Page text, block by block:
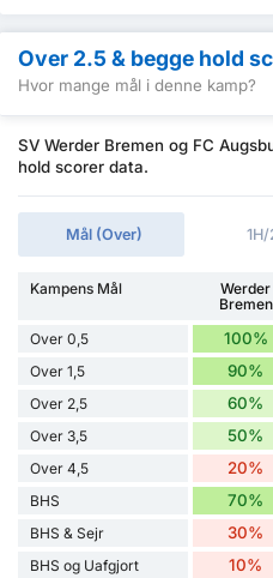
Over 2.5 & begge hold
Hvor mange mål i denne kamp?
SV Werder Bremen og FC
hold scorer data.
Mål (Over)
Kampens Mål
Werder
Bremen
Over 0,5 100%
Over 1,5 90%
Over 2,5 60%
Over 3,5 50%
Over 4,5 20%
BHS 70%
BHS & Sejr 30%
BHS og Uafgjort 10%